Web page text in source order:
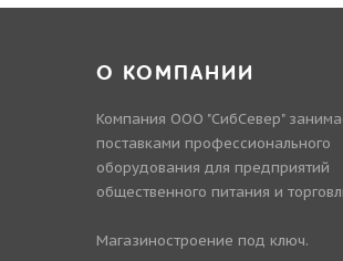
О КОМПАНИИ
Компания ООО "СибСевер"
поставками профессионального
оборудования для предприятий
общественного питания и
Магазиностроение под ключ.